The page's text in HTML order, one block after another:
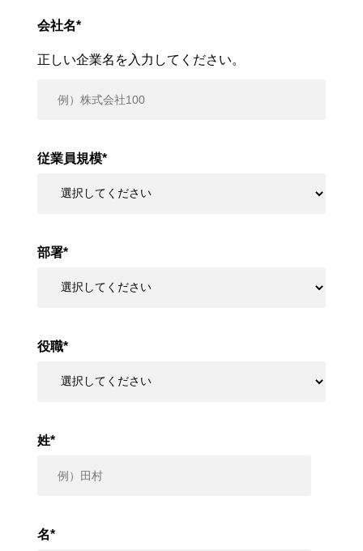
会社名*
正しい企業名を入力してください。
従業員規模*
部署*
役職*
姓*
名*